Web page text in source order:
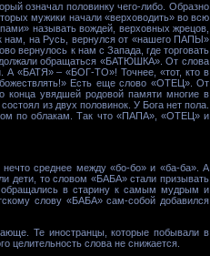
означал половинку чего-либо. Образно
мужики начали «верховодить» во всю
называть вождей, верховных жрецов,
нам, на Русь, вернулся от «нашего ПАПЫ»
вернулось к нам с Запада, где торговать
обращаться «БАТЮШКА». От слова
А «БАТЯ» – «БОГ-ТО»! Точнее, «тот, кто в
Есть еще слово «ОТЕЦ». От
увядшей родовой памяти многие в
из двух половинок. У Бога нет пола.
по облакам. Так что «ПАПА», «ОТЕЦ» и
среднее между «бо-бо» и «ба-ба». А
дети, то словом «БАБА» стали призывать
обращались в старину к самым мудрым и
слову «БАБА» сам-собой добавился
Те иностранцы, которые побывали в
целительность слова не снижается.